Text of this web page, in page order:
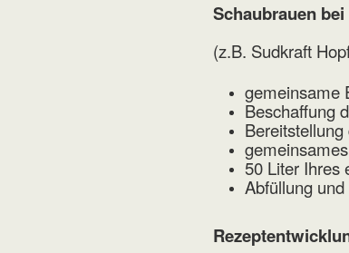
Schaubrauen
(z.B. Sudkraft
gemeinsame
Beschaffung
50 Liter Ihres
Abfüllung